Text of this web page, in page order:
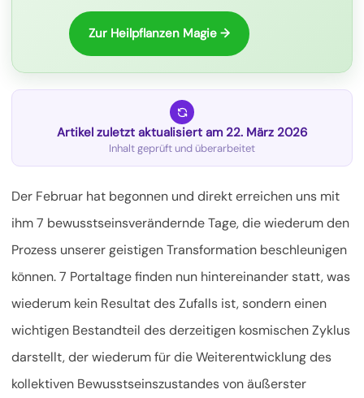
Zur Heilpflanzen Magie →
Artikel zuletzt aktualisiert am 22. März 2026
Inhalt geprüft und überarbeitet
Der Februar hat begonnen und direkt erreichen uns mit
ihm 7 bewusstseinsverändernde Tage, die wiederum den
Prozess unserer geistigen Transformation beschleunigen
können. 7 Portaltage finden nun hintereinander statt, was
wiederum kein Resultat des Zufalls ist, sondern einen
wichtigen Bestandteil des derzeitigen kosmischen Zyklus
darstellt, der wiederum für die Weiterentwicklung des
kollektiven Bewusstseinszustandes von äußerster